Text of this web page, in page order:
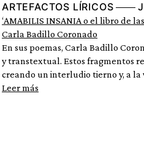
ARTEFACTOS LÍRICOS
‘AMABILIS INSANIA o el libro de
Carla Badillo Coronado
En sus poemas, Carla Badillo
y transtextual. Estos fragmentos
creando un interludio tierno y, a la
Leer más